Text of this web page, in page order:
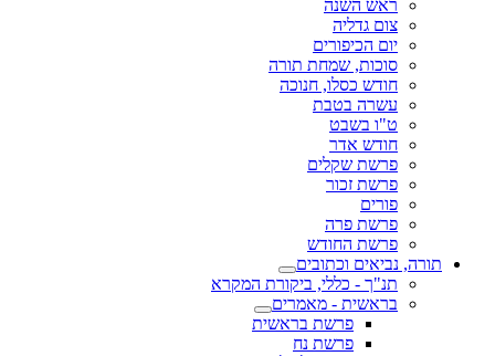
ראש השנה
צום גדליה
יום הכיפורים
סוכות, שמחת תורה
חודש כסלו, חנוכה
עשרה בטבת
ט"ו בשבט
חודש אדר
פרשת שקלים
פרשת זכור
פורים
פרשת פרה
פרשת החודש
תורה, נביאים וכתובים
תנ"ך - כללי, ביקורת המקרא
בראשית - מאמרים
פרשת בראשית
פרשת נח